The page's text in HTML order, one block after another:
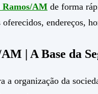
Ramos/AM de forma
endereços,
| A Base da
a organização da